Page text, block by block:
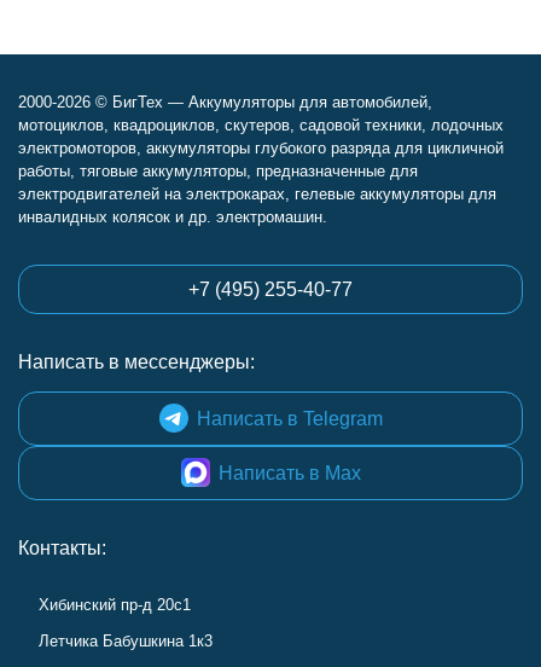
2000-2026 © БигТех — Аккумуляторы для автомобилей,
мотоциклов, квадроциклов, скутеров, садовой техники, лодочных
электромоторов, аккумуляторы глубокого разряда для цикличной
работы, тяговые аккумуляторы, предназначенные для
электродвигателей на электрокарах, гелевые аккумуляторы для
инвалидных колясок и др. электромашин.
+7 (495) 255-40-77
Написать в мессенджеры:
Написать в Telegram
Написать в Max
Контакты:
Хибинский пр-д 20с1
Летчика Бабушкина 1к3